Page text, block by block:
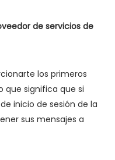
de servicios de
los primeros
que significa que si
inicio de sesión de la
sus mensajes a